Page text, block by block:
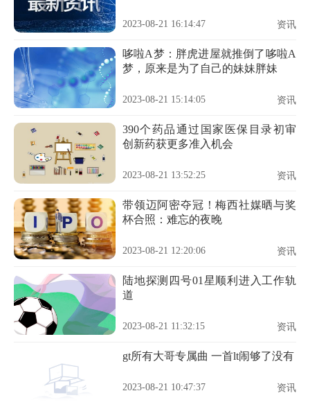
2023-08-21 16:14:47 资讯
哆啦A梦：胖虎进屋就推倒了哆啦A
梦，原来是为了自己的妹妹胖妹
2023-08-21 15:14:05 资讯
390个药品通过国家医保目录初审
创新药获更多准入机会
2023-08-21 13:52:25 资讯
带领迈阿密夺冠！梅西社媒晒与奖
杯合照：难忘的夜晚
2023-08-21 12:20:06 资讯
陆地探测四号01星顺利进入工作轨
道
2023-08-21 11:32:15 资讯
gt所有大哥专属曲 一首lt闹够了没有
2023-08-21 10:47:37 资讯